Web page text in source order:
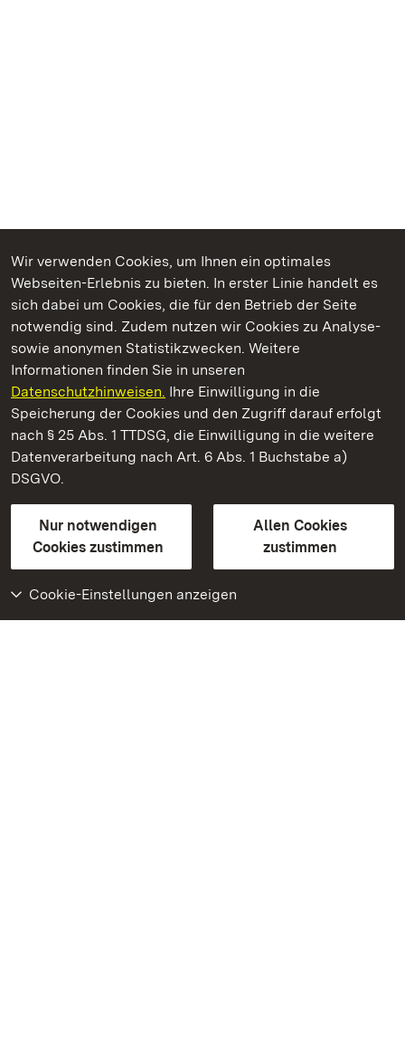
Wir verwenden Cookies, um Ihnen ein optimales
Webseiten-Erlebnis zu bieten. In erster Linie handelt es
sich dabei um Cookies, die für den Betrieb der Seite
notwendig sind. Zudem nutzen wir Cookies zu Analyse-
sowie anonymen Statistikzwecken. Weitere
Informationen finden Sie in unseren
Datenschutzhinweisen. Ihre Einwilligung in die
Speicherung der Cookies und den Zugriff darauf erfolgt
nach § 25 Abs. 1 TTDSG, die Einwilligung in die weitere
Datenverarbeitung nach Art. 6 Abs. 1 Buchstabe a)
DSGVO.
Nur notwendigen
Cookies zustimmen
Allen Cookies
zustimmen
Cookie-Einstellungen anzeigen
Kommen. Staunen. Genießen.
Schloss und Schlossgarten Schwetzingen
Staatliche Schlösser und Gärten Baden-Württemberg
Kontakt
GebärdenspracheLeichte Sprache
Erklärung zur Barrierefreiheit
BITV-konform (geprüfte Seiten)
Weiteres